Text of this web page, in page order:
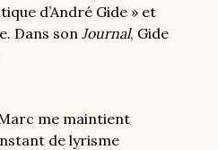
d’André Gide » et
Dans sonJournal, Gide
me maintient
de lyrisme